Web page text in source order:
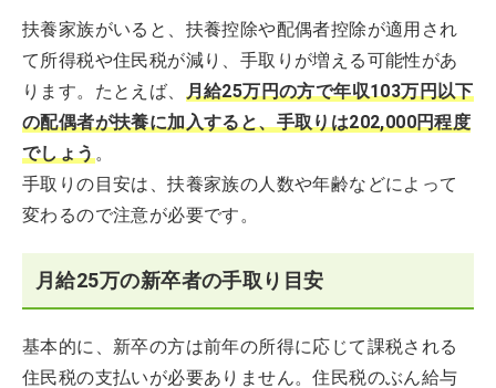
扶養家族がいると、扶養控除や配偶者控除が適用され
て所得税や住民税が減り、手取りが増える可能性があ
ります。たとえば、 月給25万円の方で年収103万円以下
の配偶者が扶養に加入すると、手取りは202,000円程度
でしょう。
手取りの目安は、扶養家族の人数や年齢などによって
変わるので注意が必要です。
月給25万の新卒者の手取り目安
基本的に、新卒の方は前年の所得に応じて課税される
住民税の支払いが必要ありません。住民税のぶん給与